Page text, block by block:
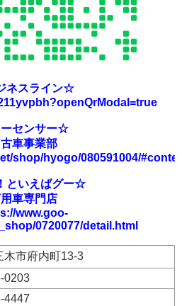
ネスライン☆
センサー☆
車事業部
shop/hyogo/080591004/
といえばグー☆
車専門店
www.goo-
0720077/detail.html
木市府内町13-3
0203
4447